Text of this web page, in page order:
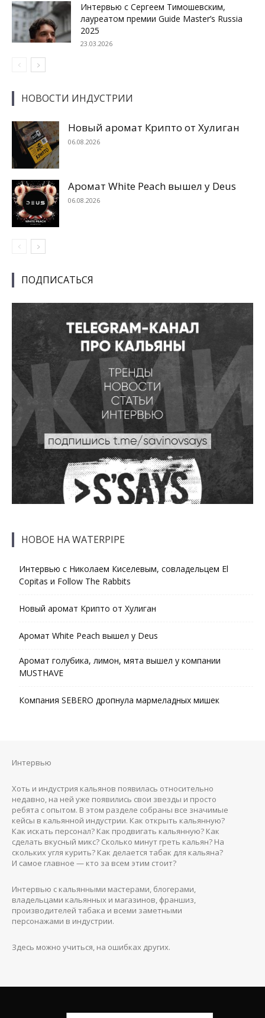
Интервью с Сергеем Тимошевским,
лауреатом премии Guide Master’s Russia
2025
23.03.2026
НОВОСТИ ИНДУСТРИИ
Новый аромат Крипто от Хулиган
06.08.2026
Аромат White Peach вышел у Deus
06.08.2026
ПОДПИСАТЬСЯ
НОВОЕ НА WATERPIPE
Интервью с Николаем Киселевым, совладельцем El
Copitas и Follow The Rabbits
Новый аромат Крипто от Хулиган
Аромат White Peach вышел у Deus
Аромат голубика, лимон, мята вышел у компании
MUSTHAVE
Компания SEBERO дропнула мармеладных мишек
Интервью
Хоть и индустрия кальянов появилась относительно
недавно, на ней уже появились свои звезды и просто
ребята с опытом. В этом разделе собраны все значимые
кейсы в кальянной индустрии. Как открыть кальянную?
Как искать персонал? Как продвигать кальянную? Как
сделать вкусный микс? Сколько минут греть кальян? На
скольких угля курить? Как делается табак для кальяна?
И самое главное — кто за всем этим стоит?
Интервью с кальянными мастерами, блогерами,
владельцами кальянных и магазинов, франшиз,
производителей табака и всеми заметными
персонажами в индустрии.
Здесь можно учиться, на ошибках других.